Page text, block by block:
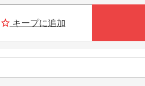
キープに追加